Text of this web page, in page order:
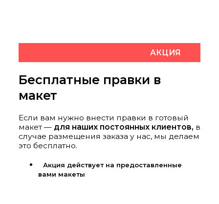
АКЦИЯ
Бесплатные правки в
макет
Если вам нужно внести правки в готовый
макет — для наших постоянных клиентов, в
случае размещения заказа у нас, мы делаем
это бесплатно.
Акция действует на предоставленные
вами макеты